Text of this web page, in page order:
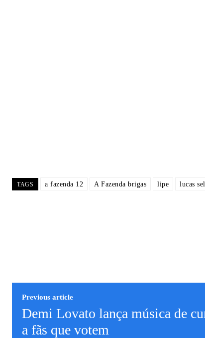
TAGS a fazenda 12 A Fazenda brigas lipe lucas
Previous article
Demi Lovato lança música de
a fãs que votem